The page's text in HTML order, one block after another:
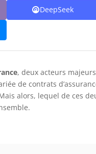
DeepSeek
, deux acteurs
de contrats
alors, lequel de ces